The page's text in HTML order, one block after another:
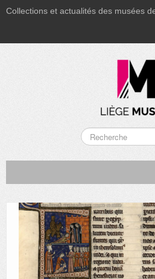
Collections et actualités des musées
MUSÉE GRÉTRY
MUSÉE DU LUMINAIRE
FONDS PATRIMONIAUX